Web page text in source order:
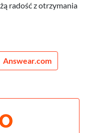
radość z otrzymania
Answear.com